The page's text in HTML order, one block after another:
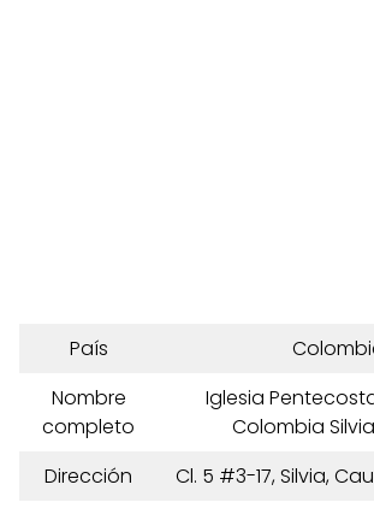
País
Nombre
completo
Iglesia
Colombia
Dirección
Cl. 5 #3-17, Silvia,